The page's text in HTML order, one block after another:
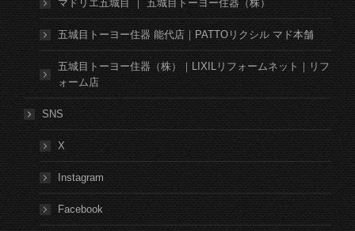
マドリエ五城目 ｜ 五城目トーヨー住器（株）
五城目トーヨー住器 能代店｜PATTOリクシル マド本舗
五城目トーヨー住器（株）｜LIXILリフォームネット｜リフ
ォーム店
SNS
X
Instagram
Facebook